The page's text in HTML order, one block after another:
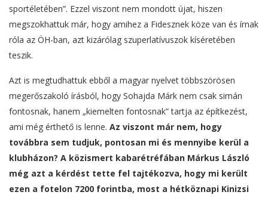
sportéletében”. Ezzel viszont nem mondott újat, hiszen
megszokhattuk már, hogy amihez a Fidesznek köze van és írnak
róla az ÖH-ban, azt kizárólag szuperlatívuszok kíséretében
teszik.
Azt is megtudhattuk ebből a magyar nyelvet többszörösen
megerőszakoló írásból, hogy Sohajda Márk nem csak simán
fontosnak, hanem „kiemelten fontosnak” tartja az építkezést,
ami még érthető is lenne. Az viszont már nem, hogy
továbbra sem tudjuk, pontosan mi és mennyibe kerül a
klubházon? A közismert kabarétréfában Márkus László
még azt a kérdést tette fel tajtékozva, hogy mi került
ezen a fotelon 7200 forintba, most a hétköznapi Kinizsi